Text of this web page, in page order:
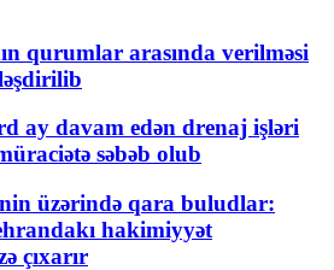
qurumlar arasında verilməsi
ay davam edən drenaj işləri
səbəb olub
üzərində qara buludlar:
hakimiyyət
çıxarır